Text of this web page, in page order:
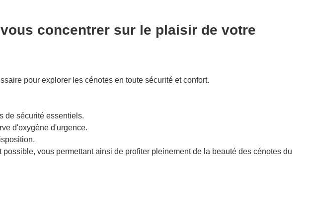
concentrer sur le plaisir de votre
pour explorer les cénotes en toute sécurité et confort.
de sécurité essentiels.
d'oxygène d'urgence.
vous permettant ainsi de profiter pleinement de la beauté des cénotes du